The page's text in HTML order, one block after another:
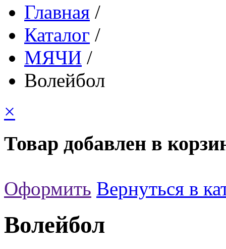
Главная /
Каталог /
МЯЧИ /
Волейбол
×
Товар добавлен в
Оформить Вернуться в
Волейбол